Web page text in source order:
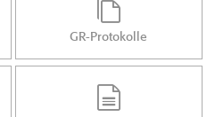
GR-Protokolle